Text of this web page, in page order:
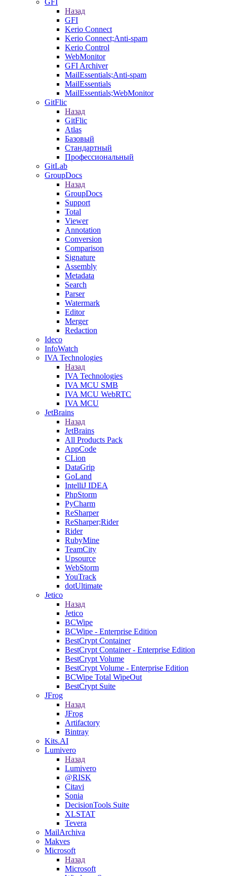
GFI
Назад
GFI
Kerio Connect
Kerio Connect;Anti-spam
Kerio Control
WebMonitor
GFI Archiver
MailEssentials;Anti-spam
MailEssentials
MailEssentials;WebMonitor
GitFlic
Назад
GitFlic
Atlas
Базовый
Стандартный
Профессиональный
GitLab
GroupDocs
Назад
GroupDocs
Support
Total
Viewer
Annotation
Conversion
Comparison
Signature
Assembly
Metadata
Search
Parser
Watermark
Editor
Merger
Redaction
Ideco
InfoWatch
IVA Technologies
Назад
IVA Technologies
IVA MCU SMB
IVA MCU WebRTC
IVA MCU
JetBrains
Назад
JetBrains
All Products Pack
AppCode
CLion
DataGrip
GoLand
IntelliJ IDEA
PhpStorm
PyCharm
ReSharper
ReSharper;Rider
Rider
RubyMine
TeamCity
Upsource
WebStorm
YouTrack
dotUltimate
Jetico
Назад
Jetico
BCWipe
BCWipe - Enterprise Edition
BestCrypt Container
BestCrypt Container - Enterprise Edition
BestCrypt Volume
BestCrypt Volume - Enterprise Edition
BCWipe Total WipeOut
BestCrypt Suite
JFrog
Назад
JFrog
Artifactory
Bintray
Kits.AI
Lumivero
Назад
Lumivero
@RISK
Citavi
Sonia
DecisionTools Suite
XLSTAT
Tevera
MailArchiva
Makves
Microsoft
Назад
Microsoft